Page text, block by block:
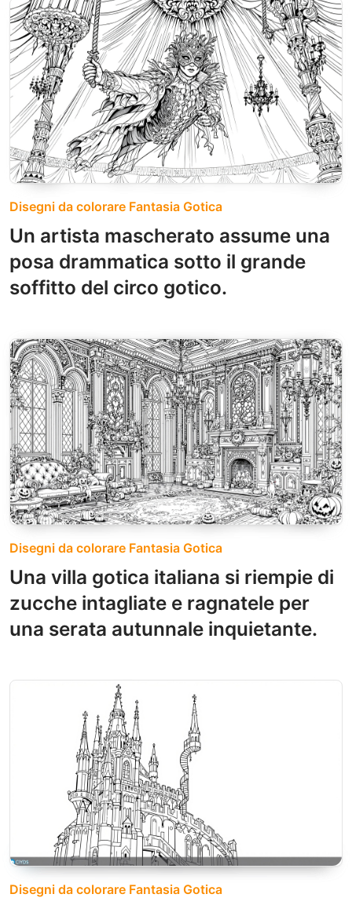
Disegni da colorare Fantasia Gotica
Un artista mascherato assume una
posa drammatica sotto il grande
soffitto del circo gotico.
Disegni da colorare Fantasia Gotica
Una villa gotica italiana si riempie di
zucche intagliate e ragnatele per
una serata autunnale inquietante.
Disegni da colorare Fantasia Gotica